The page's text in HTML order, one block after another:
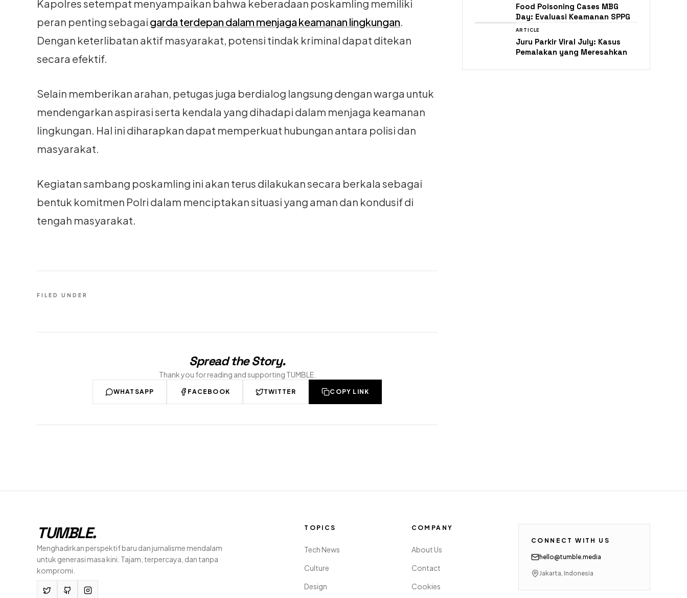
Kapolres setempat menyampaikan bahwa keberadaan poskamling memiliki
peran penting sebagai garda terdepan dalam menjaga keamanan lingkungan.
Dengan keterlibatan aktif masyarakat, potensi tindak kriminal dapat ditekan
secara efektif.
Selain memberikan arahan, petugas juga berdialog langsung dengan warga untuk
mendengarkan aspirasi serta kendala yang dihadapi dalam menjaga keamanan
lingkungan. Hal ini diharapkan dapat memperkuat hubungan antara polisi dan
masyarakat.
Kegiatan sambang poskamling ini akan terus dilakukan secara berkala sebagai
bentuk komitmen Polri dalam menciptakan situasi yang aman dan kondusif di
tengah masyarakat.
FILED UNDER
Spread the Story.
Thank you for reading and supporting TUMBLE.
WHATSAPP FACEBOOK TWITTER COPY LINK
Food Poisoning Cases MBG
Day: Evaluasi Keamanan SPPG
ARTICLE
Juru Parkir Viral July: Kasus
Pemalakan yang Meresahkan
TUMBLE.
Menghadirkan perspektif baru dan jurnalisme mendalam
untuk generasi masa kini. Tajam, terpercaya, dan tanpa
kompromi.
TOPICS
Tech News
Culture
Design
COMPANY
About Us
Contact
Cookies
CONNECT WITH US
hello@tumble.media
Jakarta, Indonesia